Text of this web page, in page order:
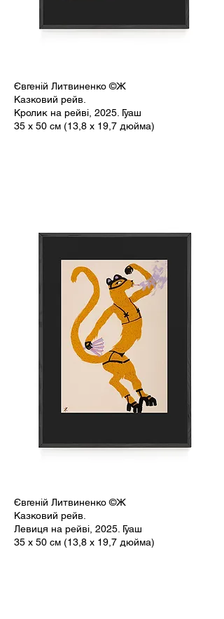
Євгеній Литвиненко ©Ж
Казковий рейв.
Кролик на рейві, 2025. Гуаш
35 x 50 см (13,8 x 19,7 дюйма)
Євгеній Литвиненко ©Ж
Казковий рейв.
Левиця на рейві, 2025. Гуаш
35 x 50 см (13,8 x 19,7 дюйма)